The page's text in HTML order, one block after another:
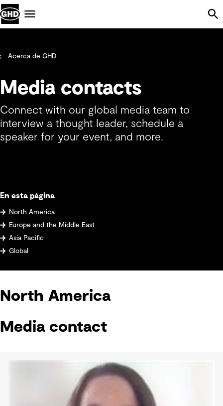
Acerca de GHD
Media contacts
Connect with our global media team to
interview a thought leader, schedule a
speaker for your event, and more.
En esta página
North America
Europe and the Middle East
Asia Pacific
Global
North America
Media contact